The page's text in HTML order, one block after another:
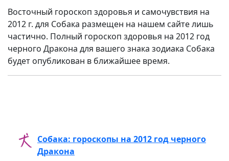
Восточный гороскоп здоровья и самочувствия на
2012 г. для Собака размещен на нашем сайте лишь
частично. Полный гороскоп здоровья на 2012 год
черного Дракона для вашего знака зодиака Собака
будет опубликован в ближайшее время.
Собака: гороскопы на 2012 год черного
Дракона